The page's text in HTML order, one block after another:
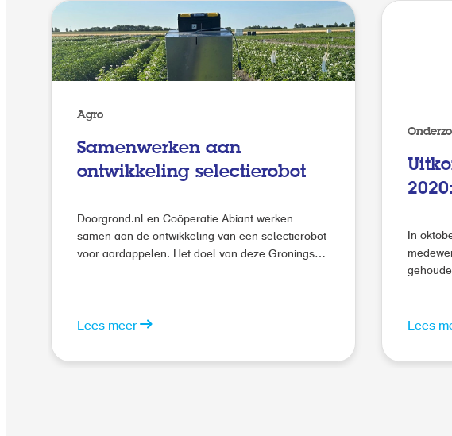
Agro
Samenwerken aan
ontwikkeling selectierobot
Doorgrond.nl en Coöperatie Abiant werken
samen aan de ontwikkeling van een selectierobot
voor aardappelen. Het doel van deze Groningse
ontwikkelen robot gaat de zieke aardappelen
en camera’s.
Lees meer
In
Lees